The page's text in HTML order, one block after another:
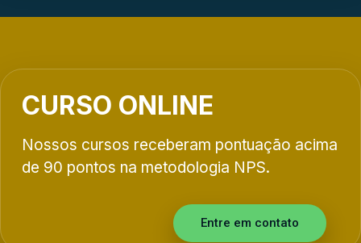
CURSO ONLINE
Nossos cursos receberam pontuação acima
de 90 pontos na metodologia NPS.
Entre em contato